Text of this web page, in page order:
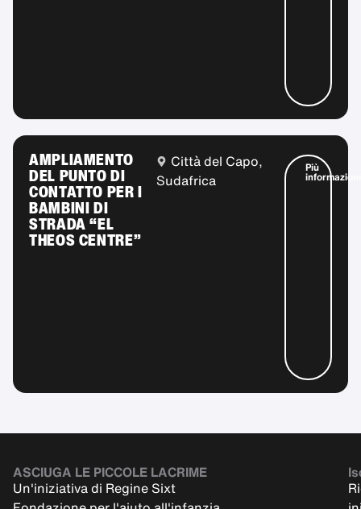
AMPLIAMENTO
DEL PUNTO DI
CONTATTO PER I
BAMBINI DI
STRADA “EL
THEOS CENTRE”
Città del Capo,
Sudafrica
Più
informazioni
ASCIUGA LE PICCOLE LACRIME
Un'iniziativa di Regine Sixt